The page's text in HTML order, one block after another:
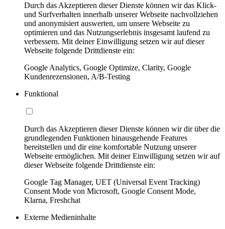
Durch das Akzeptieren dieser Dienste können wir das Klick-
und Surfverhalten innerhalb unserer Webseite nachvollziehen
und anonymisiert auswerten, um unsere Webseite zu
optimieren und das Nutzungserlebnis insgesamt laufend zu
verbessern. Mit deiner Einwilligung setzen wir auf dieser
Webseite folgende Drittdienste ein:
Google Analytics, Google Optimize, Clarity, Google
Kundenrezensionen, A/B-Testing
Funktional
Durch das Akzeptieren dieser Dienste können wir dir über die
grundlegenden Funktionen hinausgehende Features
bereitstellen und dir eine komfortable Nutzung unserer
Webseite ermöglichen. Mit deiner Einwilligung setzen wir auf
dieser Webseite folgende Drittdienste ein:
Google Tag Manager, UET (Universal Event Tracking)
Consent Mode von Microsoft, Google Consent Mode,
Klarna, Freshchat
Externe Medieninhalte